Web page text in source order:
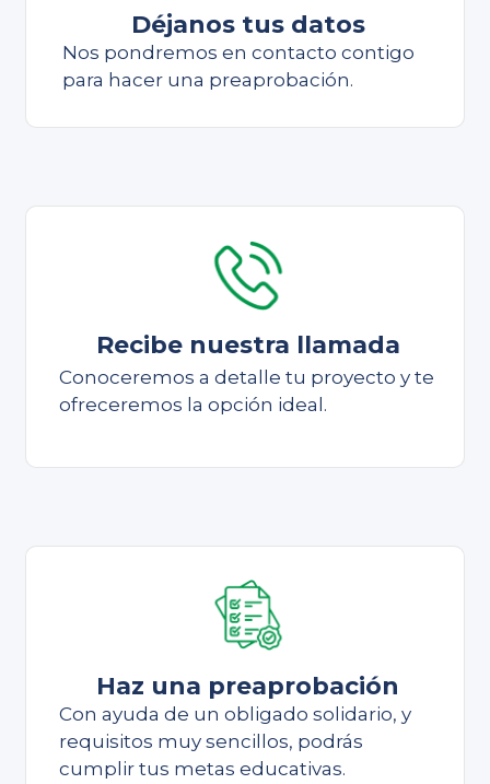
Déjanos tus datos
Nos pondremos en contacto contigo
para hacer una preaprobación.
Recibe nuestra llamada
Conoceremos a detalle tu proyecto y te
ofreceremos la opción ideal.
Haz una preaprobación
Con ayuda de un obligado solidario, y
requisitos muy sencillos, podrás
cumplir tus metas educativas.